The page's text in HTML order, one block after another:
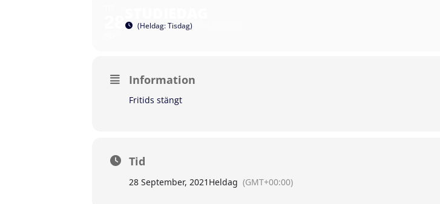
(Heldag: Tisdag)
Information
Fritids stängt
Tid
28 September, 2021 Heldag (GMT+00:00)